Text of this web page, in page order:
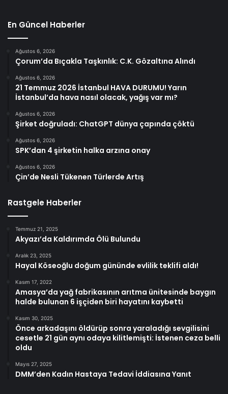
En Güncel Haberler
Ağustos 6, 2026
Çorum’da Bıçakla Taşkınlık: C.K. Gözaltına Alındı
Ağustos 6, 2026
21 Temmuz 2026 İstanbul HAVA DURUMU! Yarın
İstanbul’da hava nasıl olacak, yağış var mı?
Ağustos 6, 2026
Şirket doğruladı: ChatGPT dünya çapında çöktü
Ağustos 6, 2026
SPK’dan 4 şirketin halka arzına onay
Ağustos 6, 2026
Çin’de Nesli Tükenen Türlerde Artış
Rastgele Haberler
Temmuz 21, 2025
Akyazı’da Kaldırımda Ölü Bulundu
Aralık 23, 2025
Hayal Köseoğlu doğum gününde evlilik teklifi aldı!
Kasım 17, 2022
Amasya’da yağ fabrikasının arıtma ünitesinde baygın
halde bulunan 6 işçiden biri hayatını kaybetti
Kasım 30, 2025
Önce arkadaşını öldürüp sonra yaraladığı sevgilisini
cesetle 21 gün aynı odaya kilitlemişti: İstenen ceza belli
oldu
Mayıs 27, 2025
DMM’den Kadın Hastaya Tedavi İddiasına Yanıt